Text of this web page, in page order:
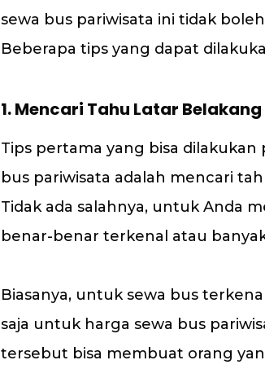
sewa bus pariwisata ini tidak
Beberapa tips yang dapat
1. Mencari Tahu Latar
Tips pertama yang bisa
bus pariwisata adalah mencari
Tidak ada salahnya, untuk Anda
benar-benar terkenal atau
Biasanya, untuk sewa bus
saja untuk harga sewa bus
tersebut bisa membuat orang